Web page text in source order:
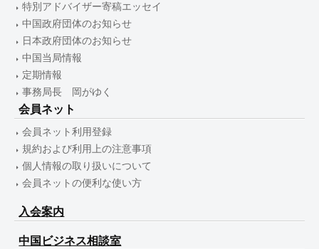
特別アドバイザー寄稿エッセイ
中国政府団体のお知らせ
日本政府団体のお知らせ
中国当局情報
定期情報
事務局長 岡がゆく
会員ネット
会員ネット利用登録
規約および利用上の注意事項
個人情報の取り扱いについて
会員ネットの便利な使い方
入会案内
中国ビジネス相談室